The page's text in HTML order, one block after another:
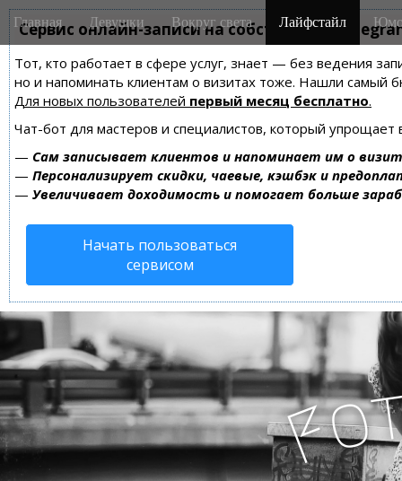
Сервис онлайн-записи на собственном
Тот, кто работает в сфере услуг, знает — без ведения
но и напоминать клиентам о визитах тоже. Нашли самый
Для новых пользователей первый месяц бесплатно.
Чат-бот для мастеров и специалистов, который упрощает
— Сам записывает клиентов и напоминает им о
— Персонализирует скидки, чаевые, кэшбэк и
— Увеличивает доходимость и помогает больше
Начать пользоваться
сервисом
M
a
n
m
e
n
u
i
Главная Девушки Вокруг света Лайфстайл
Fo